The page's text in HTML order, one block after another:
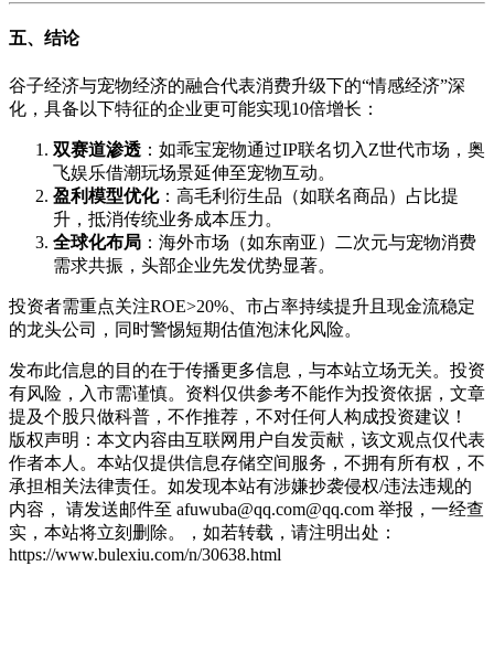
五、结论
谷子经济与宠物经济的融合代表消费升级下的“情感经济”深
化，具备以下特征的企业更可能实现10倍增长：
双赛道渗透 ：如乖宝宠物通过IP联名切入Z世代市场，奥
飞娱乐借潮玩场景延伸至宠物互动。
盈利模型优化：高毛利衍生品（如联名商品）占比提
升，抵消传统业务成本压力。
全球化布局 ：海外市场（如东南亚）二次元与宠物消费
需求共振，头部企业先发优势显著。
投资者需重点关注ROE>20%、市占率持续提升且现金流稳定
的龙头公司，同时警惕短期估值泡沫化风险。
发布此信息的目的在于传播更多信息，与本站立场无关。投资
有风险，入市需谨慎。资料仅供参考不能作为投资依据，文章
提及个股只做科普，不作推荐，不对任何人构成投资建议！
版权声明：本文内容由互联网用户自发贡献，该文观点仅代表
作者本人。本站仅提供信息存储空间服务，不拥有所有权，不
承担相关法律责任。如发现本站有涉嫌抄袭侵权/违法违规的
内容， 请发送邮件至 afuwuba@qq.com@qq.com 举报，一经查
实，本站将立刻删除。，如若转载，请注明出处：
https://www.bulexiu.com/n/30638.html